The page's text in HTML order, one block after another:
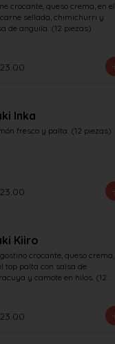
crocante, queso crema, en el
sellada, chimichurri y
de anguila. (12 piezas)
Inka
fresco y palta. (12 piezas)
Kiiro
crocante, queso crema,
top palta con salsa de
y camote en hilos. (12